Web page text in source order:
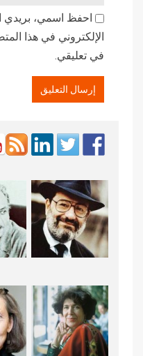
احفظ اسمي، بريدي
الإلكتروني في هذا
في تعليقي.